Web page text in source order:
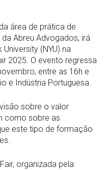
área de prática de
Abreu Advogados, irá
(NYU) na
2025. O evento regressa
entre as 16h e
e Indústria Portuguesa.
sobre o valor
como sobre as
este tipo de formação
organizada pela